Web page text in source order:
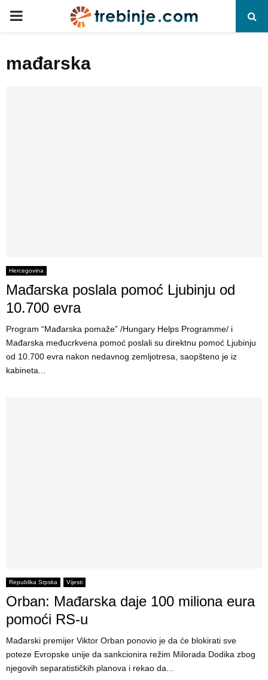
P
E
N
U
mađarska
Hercegovina
Mađarska poslala pomoć Ljubinju od
10.700 evra
Program “Mađarska pomaže” /Hungary Helps Programme/ i
Mađarska međucrkvena pomoć poslali su direktnu pomoć Ljubinju
od 10.700 evra nakon nedavnog zemljotresa, saopšteno je iz
kabineta...
Republika Srpska Vijesti
Orban: Mađarska daje 100 miliona eura
pomoći RS-u
Mađarski premijer Viktor Orban ponovio je da će blokirati sve
poteze Evropske unije da sankcionira režim Milorada Dodika zbog
njegovih separatističkih planova i rekao da...